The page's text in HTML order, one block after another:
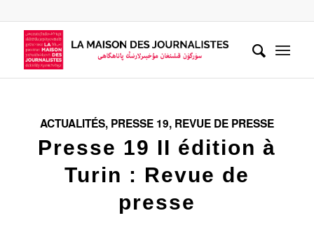
ACTUALITÉS, PRESSE 19, REVUE DE PRESSE
Presse 19 II édition à
Turin : Revue de
presse